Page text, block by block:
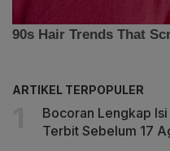
ARTIKEL TERPOPULER
Bocoran Lengkap
Terbit Sebelum 17